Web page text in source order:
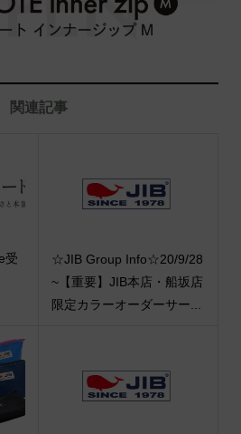
関連記事
受
☆JIB Group Info☆20/9/28
~【重要】JIB本店・船坂店
限定カラーオーダーサー...